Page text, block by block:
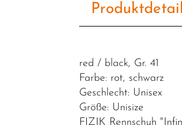
red / black, Gr. 41
Farbe: rot, schwarz
Geschlecht: Unisex
Größe: Unisize
FIZIK Rennschuh